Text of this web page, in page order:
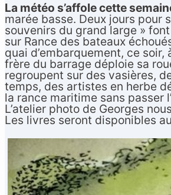
La météo s’affole cette
marée basse. Deux jours pour
souvenirs du grand large »
sur Rance des bateaux
quai d’embarquement, ce
frère du barrage déploie sa
regroupent sur des vasières,
temps, des artistes en herbe
la rance maritime sans passer
L’atelier photo de Georges
Les livres seront disponibles